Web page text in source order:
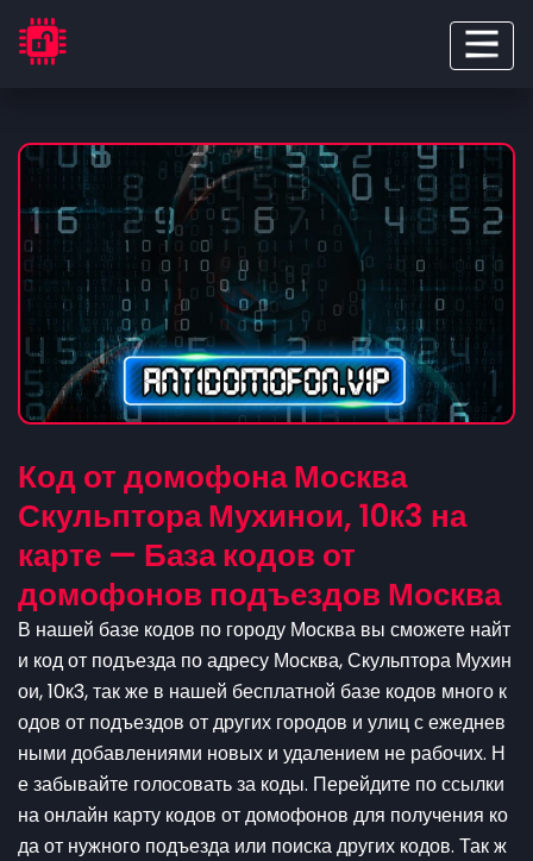
Код от домофона Москва
Скульптора Мухинои, 10к3 на
карте — База кодов от
домофонов подъездов Москва
В нашей базе кодов по городу Москва вы сможете найт
и код от подъезда по адресу Москва, Скульптора Мухин
ои, 10к3, так же в нашей бесплатной базе кодов много к
одов от подъездов от других городов и улиц с ежеднев
ными добавлениями новых и удалением не рабочих. Н
е забывайте голосовать за коды. Перейдите по ссылки
на онлайн карту кодов от домофонов для получения ко
да от нужного подъезда или поиска других кодов. Так ж